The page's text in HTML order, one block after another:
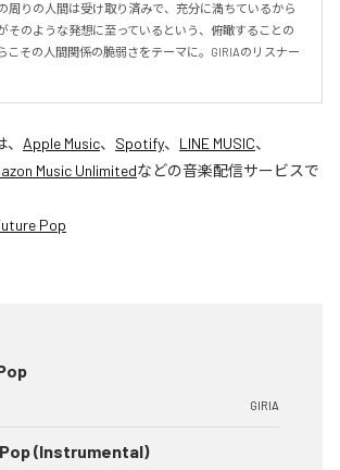
周りの人間は受け取り済みで、充分に満ちているから
そのような発想に至っているという、俯瞰することの
こその人間関係の脆弱さをテーマに。GIRIAのリスナー
、 Apple Music、 Spotify、 LINE MUSIC、
Music Unlimitedなどの音楽配信サービスで
Pop
GIRIA
(Instrumental)